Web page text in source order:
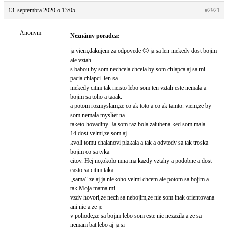
13. septembra 2020 o 13:05 #2921
Anonym Neznámy poradca:
ja viem,dakujem za odpovede 🙂 ja sa len niekedy dost bojim
ale vztah
s babou by som nechcela chcela by som chlapca aj sa mi
pacia chlapci. len sa
niekedy citim tak neisto lebo som ten vztah este nemala a
bojim sa toho a taaak.
a potom rozmyslam,ze co ak toto a co ak tamto. viem,ze by
som nemala mysliet na
taketo hovadiny. Ja som raz bola zalubena ked som mala
14 dost velmi,ze som aj
kvoli tomu chalanovi plakala a tak a odvtedy sa tak troska
bojim co sa tyka
citov. Hej no,okolo mna ma kazdy vztahy a podobne a dost
casto sa citim taka
„sama“ ze aj ja niekoho velmi chcem ale potom sa bojim a
tak.Moja mama mi
vzdy hovori,ze nech sa nebojim,ze nie som inak orientovana
ani nic a ze je
v pohode,ze sa bojim lebo som este nic nezazila a ze sa
nemam bat lebo aj ja si